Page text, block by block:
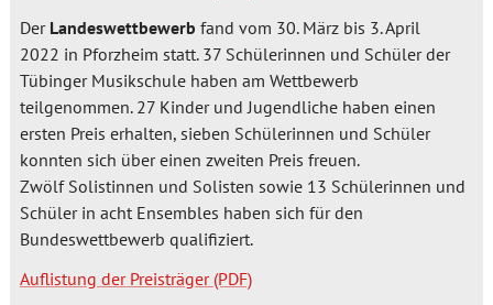
Der Landeswettbewerb fand vom 30. März bis 3. April
2022 in Pforzheim statt. 37 Schülerinnen und Schüler der
Tübinger Musikschule haben am Wettbewerb
teilgenommen. 27 Kinder und Jugendliche haben einen
ersten Preis erhalten, sieben Schülerinnen und Schüler
konnten sich über einen zweiten Preis freuen.
Zwölf Solistinnen und Solisten sowie 13 Schülerinnen und
Schüler in acht Ensembles haben sich für den
Bundeswettbewerb qualifiziert.
Auflistung der Preisträger